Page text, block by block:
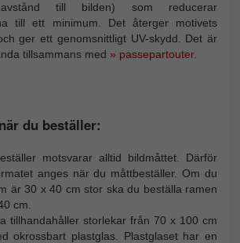
till bilden) som reducerar
till ett minimum. Det återger motivets
ger ett genomsnittligt UV-skydd. Det är
tillsammans med » passepartouter.
du beställer:
motsvarar alltid bildmåttet. Därför
anges när du måttbeställer. Om du
är 30 x 40 cm stor ska du beställa ramen
cm.
tillhandahåller storlekar från 70 x 100 cm
okrossbart plastglas. Plastglaset har en